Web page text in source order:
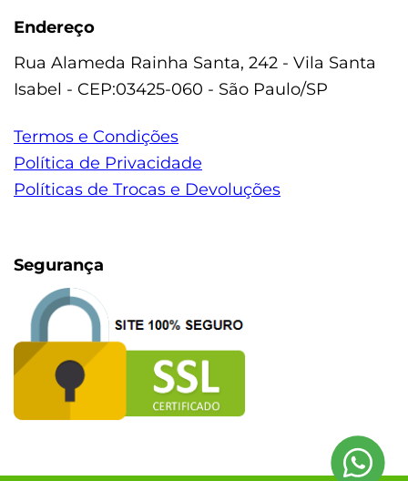
Endereço
Rua Alameda Rainha Santa, 242 - Vila Santa
Isabel - CEP:03425-060 - São Paulo/SP
Termos e Condições
Política de Privacidade
Políticas de Trocas e Devoluções
Segurança